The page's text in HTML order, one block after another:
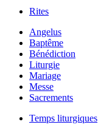
Rites
Angelus
Baptême
Bénédiction
Liturgie
Mariage
Messe
Sacrements
Temps liturgiques